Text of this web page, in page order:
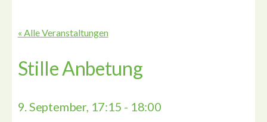
« Alle Veranstaltungen
Stille Anbetung
9. September, 17:15 - 18:00